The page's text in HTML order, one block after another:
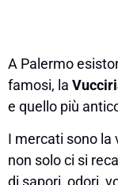
A Palermo
famosi, la
e quello più
I mercati sono la
non solo ci si
di sapori, odori,